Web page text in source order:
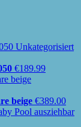
€189.99
beige €389.00